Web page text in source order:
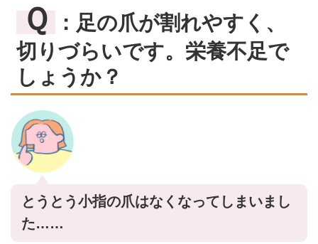
Ｑ
：足の爪が割れやすく、
切りづらいです。栄養不足で
しょうか？
とうとう小指の爪はなくなってしまいまし
た……